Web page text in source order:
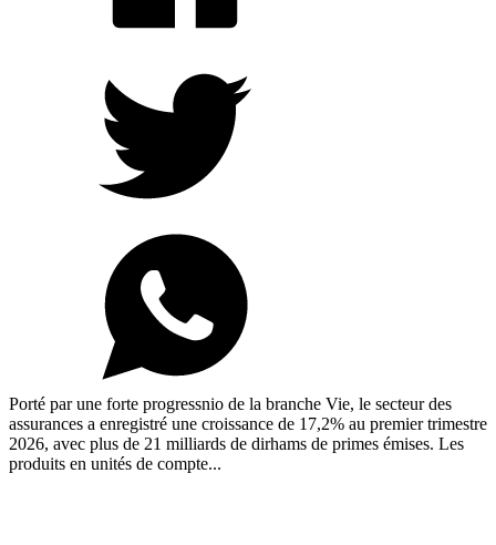
Porté par une forte progressnio de la branche Vie, le secteur des
assurances a enregistré une croissance de 17,2% au premier trimestre
2026, avec plus de 21 milliards de dirhams de primes émises. Les
produits en unités de compte...